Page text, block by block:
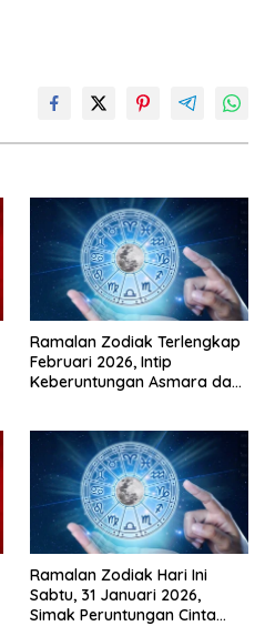
Ramalan Zodiak Terlengkap
Februari 2026, Intip
Keberuntungan Asmara dan
Ramalan Zodiak Hari Ini
Sabtu, 31 Januari 2026,
Simak Peruntungan Cinta